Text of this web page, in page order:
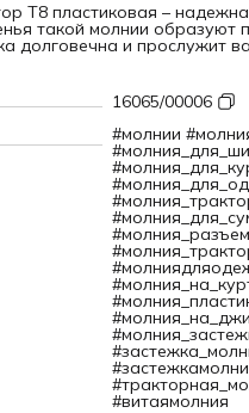
Т8 пластиковая –
такой молнии образуют
долговечна и прослужит
молнии Т8 имеют
деформации и
молний. Два бегунка на
замок еще и снизу.
открытие-закрытие.
молния трактор
нагрузки и часто
одежды, при изготовлении
сумок и других
будет выгодно смотреться
из полиэстера не линяет при
Она выдерживает нагрузки и
своих качеств и
и ремонте делает эту
профессиональных швей и
с 2 замками.
16065/00006
#молнии
#витаямолния